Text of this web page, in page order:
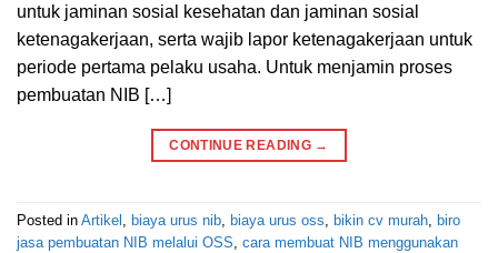
untuk jaminan sosial kesehatan dan jaminan sosial
ketenagakerjaan, serta wajib lapor ketenagakerjaan untuk
periode pertama pelaku usaha. Untuk menjamin proses
pembuatan NIB […]
CONTINUE READING →
Posted in Artikel , biaya urus nib, biaya urus oss, bikin cv murah, biro
jasa pembuatan NIB melalui OSS, cara membuat NIB menggunakan